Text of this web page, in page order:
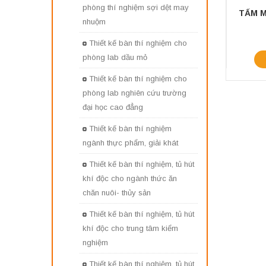
phòng thí nghiệm sợi dệt may
nhuộm
Thiết kế bàn thí nghiệm cho
phòng lab dầu mỏ
Thiết kế bàn thí nghiệm cho
phòng lab nghiên cứu trường
đại học cao đẳng
Thiết kế bàn thí nghiệm
ngành thực phẩm, giải khát
Thiết kế bàn thí nghiệm, tủ hút
khí độc cho ngành thức ăn
chăn nuôi- thủy sản
Thiết kế bàn thí nghiệm, tủ hút
khí độc cho trung tâm kiểm
nghiệm
Thiết kế bàn thí nghiệm, tủ hút